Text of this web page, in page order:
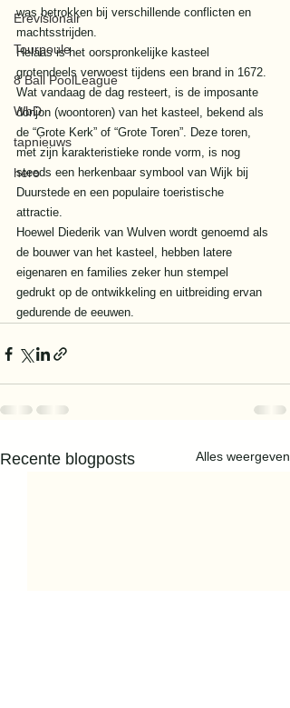
Erevisionair
Tourpoule
8 Ball PoolLeague
WbD
tapnieuws
hero
was betrokken bij verschillende conflicten en
machtsstrijden.
Helaas is het oorspronkelijke kasteel
grotendeels verwoest tijdens een brand in 1672.
Wat vandaag de dag resteert, is de imposante
donjon (woontoren) van het kasteel, bekend als
de “Grote Kerk” of “Grote Toren”. Deze toren,
met zijn karakteristieke ronde vorm, is nog
steeds een herkenbaar symbool van Wijk bij
Duurstede en een populaire toeristische
attractie.
Hoewel Diederik van Wulven wordt genoemd als
de bouwer van het kasteel, hebben latere
eigenaren en families zeker hun stempel
gedrukt op de ontwikkeling en uitbreiding ervan
gedurende de eeuwen.
Recente blogposts Alles weergeven